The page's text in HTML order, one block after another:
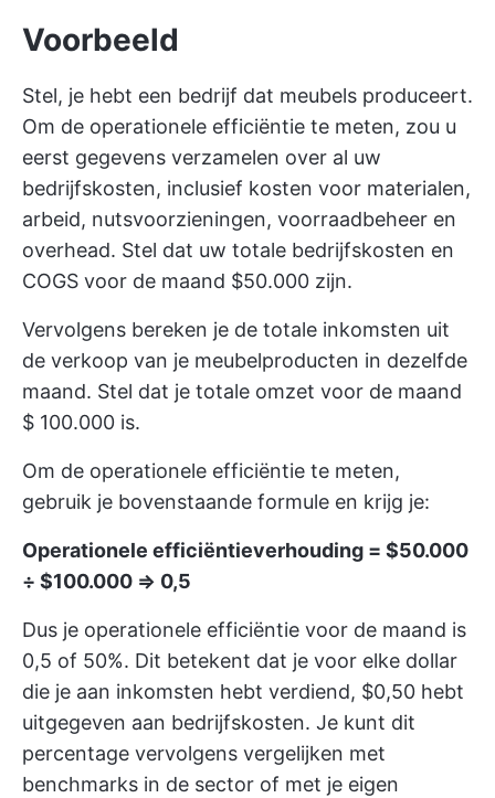
Voorbeeld
Stel, je hebt een bedrijf dat meubels produceert.
Om de operationele efficiëntie te meten, zou u
eerst gegevens verzamelen over al uw
bedrijfskosten, inclusief kosten voor materialen,
arbeid, nutsvoorzieningen, voorraadbeheer en
overhead. Stel dat uw totale bedrijfskosten en
COGS voor de maand $50.000 zijn.
Vervolgens bereken je de totale inkomsten uit
de verkoop van je meubelproducten in dezelfde
maand. Stel dat je totale omzet voor de maand
$ 100.000 is.
Om de operationele efficiëntie te meten,
gebruik je bovenstaande formule en krijg je:
Operationele efficiëntieverhouding = $50.000
÷ $100.000 ⇒ 0,5
Dus je operationele efficiëntie voor de maand is
0,5 of 50%. Dit betekent dat je voor elke dollar
die je aan inkomsten hebt verdiend, $0,50 hebt
uitgegeven aan bedrijfskosten. Je kunt dit
percentage vervolgens vergelijken met
benchmarks in de sector of met je eigen